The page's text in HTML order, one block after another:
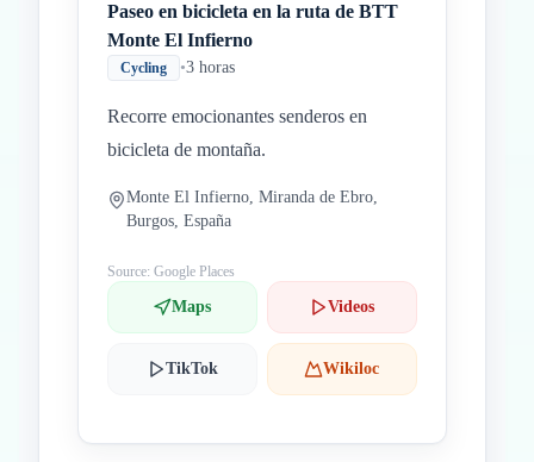
Paseo en bicicleta en la ruta de BTT
Monte El Infierno
Cycling •3 horas
Recorre emocionantes senderos en
bicicleta de montaña.
Monte El Infierno, Miranda de Ebro,
Burgos, España
Source: Google Places
Maps Videos
TikTok Wikiloc